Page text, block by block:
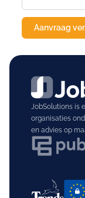
JobSolutions is
organisaties
en advies op